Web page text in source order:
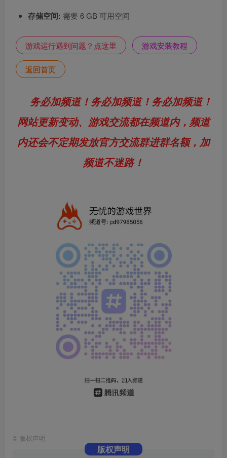
存储空间: 需要 6 GB 可用空间
游戏运行遇到问题？点这里 游戏安装教程
返回首页
务必加频道！务必加频道！务必加频道！
网站更新变动、游戏交流都在频道内，频道
内还会不定期发放官方交流群进群名额，加
频道不迷路！
© 版权声明
版权声明